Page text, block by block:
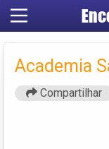
Academia
Compartilhar